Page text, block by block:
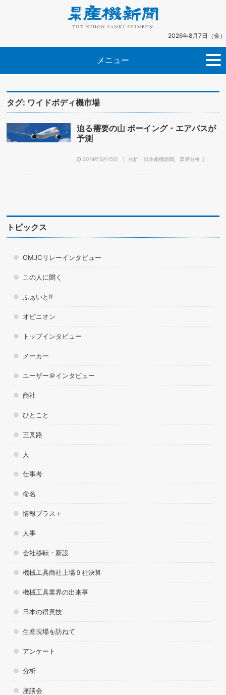
2026年8月7日（金）
メニュー
タグ: ワイドボディ機市場
迫る需要の山 ボーイング・エアバスが
予測
2014年5月15日 分析 日本産機新聞 業界分析
トピックス
OMJCリレーインタビュー
この人に聞く
ふぁいと!!
オピニオン
トップインタビュー
メーカー
ユーザー＠インタビュー
商社
ひとこと
三叉路
人
仕事考
命名
情報プラス＋
人事
会社移転・新設
機械工具商社上場９社決算
機械工具業界の出来事
日本の得意技
生産現場を訪ねて
アンケート
分析
座談会